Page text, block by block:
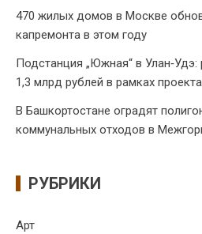
470 жилых домов в Москве
капремонта в этом году
Подстанция „Южная“ в Улан‑Удэ:
1,3 млрд рублей в рамках
В Башкортостане оградят
коммунальных отходов в
РУБРИКИ
Арт